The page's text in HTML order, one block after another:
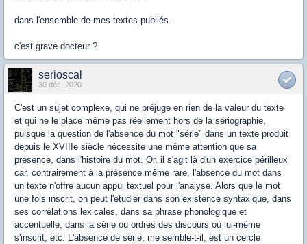
dans l'ensemble de mes textes publiés.
c'est grave docteur ?
serioscal
30 déc. 2020
C'est un sujet complexe, qui ne préjuge en rien de la valeur du texte
et qui ne le place même pas réellement hors de la sériographie,
puisque la question de l'absence du mot "série" dans un texte produit
depuis le XVIIIe siècle nécessite une même attention que sa
présence, dans l'histoire du mot. Or, il s'agit là d'un exercice périlleux
car, contrairement à la présence même rare, l'absence du mot dans
un texte n'offre aucun appui textuel pour l'analyse. Alors que le mot
une fois inscrit, on peut l'étudier dans son existence syntaxique, dans
ses corrélations lexicales, dans sa phrase phonologique et
accentuelle, dans la série ou ordres des discours où lui-même
s'inscrit, etc. L'absence de série, me semble-t-il, est un cercle